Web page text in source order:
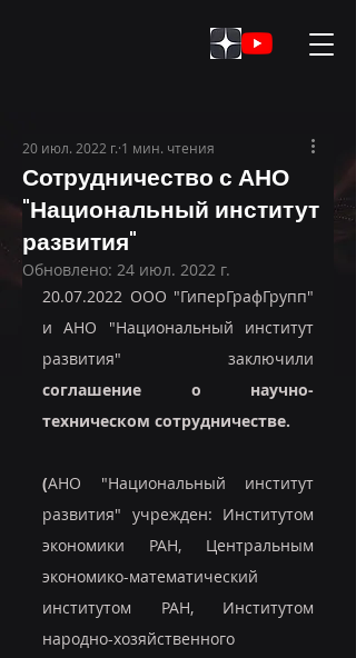
Сотрудничество с АНО
"Национальный институт
развития"
20 июл. 2022 г. 1 мин. чтения
Обновлено: 24 июл. 2022 г.
20.07.2022 ООО "ГиперГрафГрупп"
и АНО "Национальный институт
развития" заключили
соглашение о научно-
техническом сотрудничестве.
(АНО "Национальный институт
развития" учрежден: Институтом
экономики РАН, Центральным
экономико-математический
институтом РАН, Институтом
народно-хозяйственного